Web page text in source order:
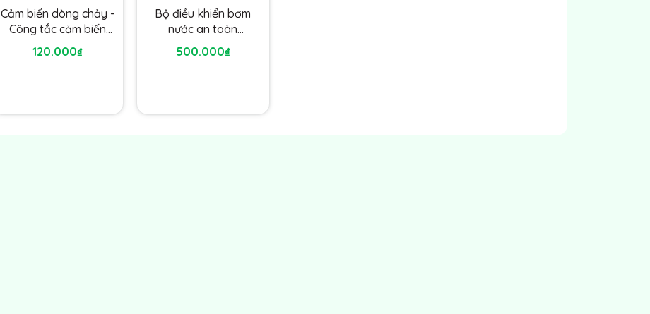
Cảm biến dòng chảy -
Công tắc cảm biến
dòng chảy
120.000₫
Bộ điều khiển bơm
nước an toàn
SRF111X+Cảm biến
dòng chảy
500.000₫